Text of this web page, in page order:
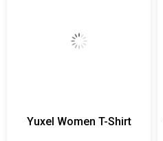
Yuxel Women T-Shirt